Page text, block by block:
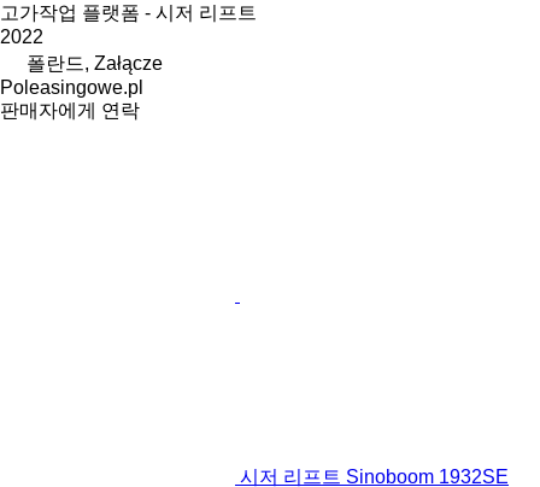
고가작업 플랫폼 - 시저 리프트
2022
폴란드, Załącze
Poleasingowe.pl
판매자에게 연락
시저 리프트 Sinoboom 1932SE